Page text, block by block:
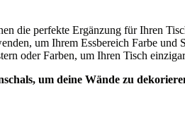
die perfekte Ergänzung für Ihren
um Ihrem Essbereich Farbe
oder Farben, um Ihren Tisch
um deine Wände zu